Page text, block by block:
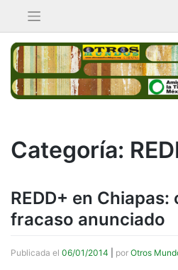
contenido
Categoría:
REDD+ en
fracaso anunciado
Publicada el 06/01/2014 por Otros